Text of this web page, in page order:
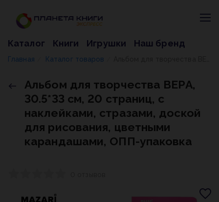
Каталог Книги Игрушки Наш бренд
Главная Каталог товаров
Альбом для творчества ВЕРА,
30.5*33 см, 20 страниц, с
наклейками, стразами, доской
для рисования, цветными
карандашами, ОПП-упаковка